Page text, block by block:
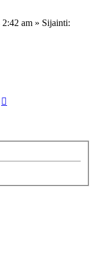
am » Sijainti: